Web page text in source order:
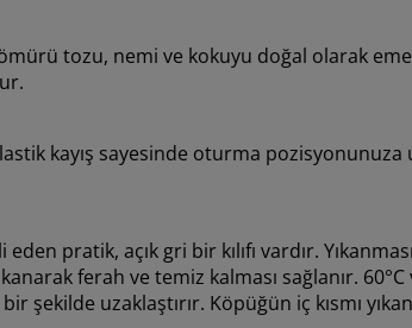
tozu, nemi ve kokuyu doğal olarak
kayış sayesinde oturma
pratik, açık gri bir kılıfı vardır.
ferah ve temiz kalması sağlanır.
şekilde uzaklaştırır. Köpüğün iç kısmı